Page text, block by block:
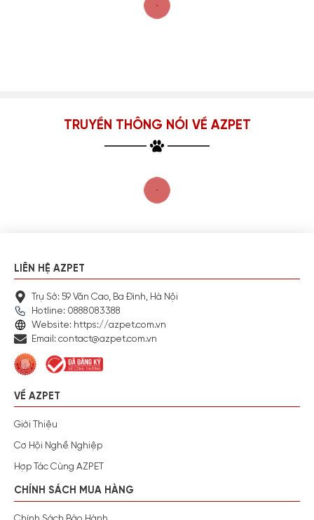
TRUYỀN THÔNG NÓI VỀ AZPET
LIÊN HỆ AZPET
Trụ Sở: 59 Văn Cao, Ba Đình, Hà Nội
Hotline: 0888083388
Website: https://azpet.com.vn
Email: contact@azpet.com.vn
VỀ AZPET
Giới Thiệu
Cơ Hội Nghề Nghiệp
Hợp Tác Cùng AZPET
CHÍNH SÁCH MUA HÀNG